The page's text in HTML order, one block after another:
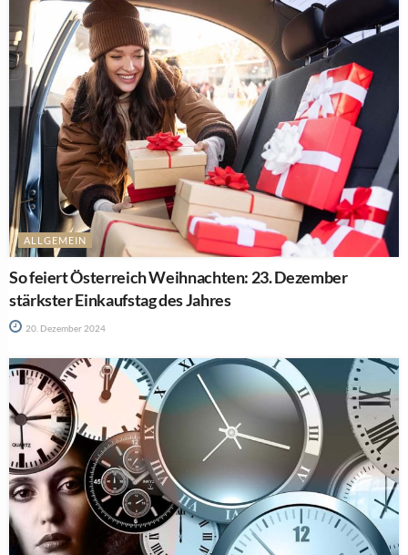
ALLGEMEIN
So feiert Österreich Weihnachten: 23. Dezember
stärkster Einkaufstag des Jahres
20. Dezember 2024